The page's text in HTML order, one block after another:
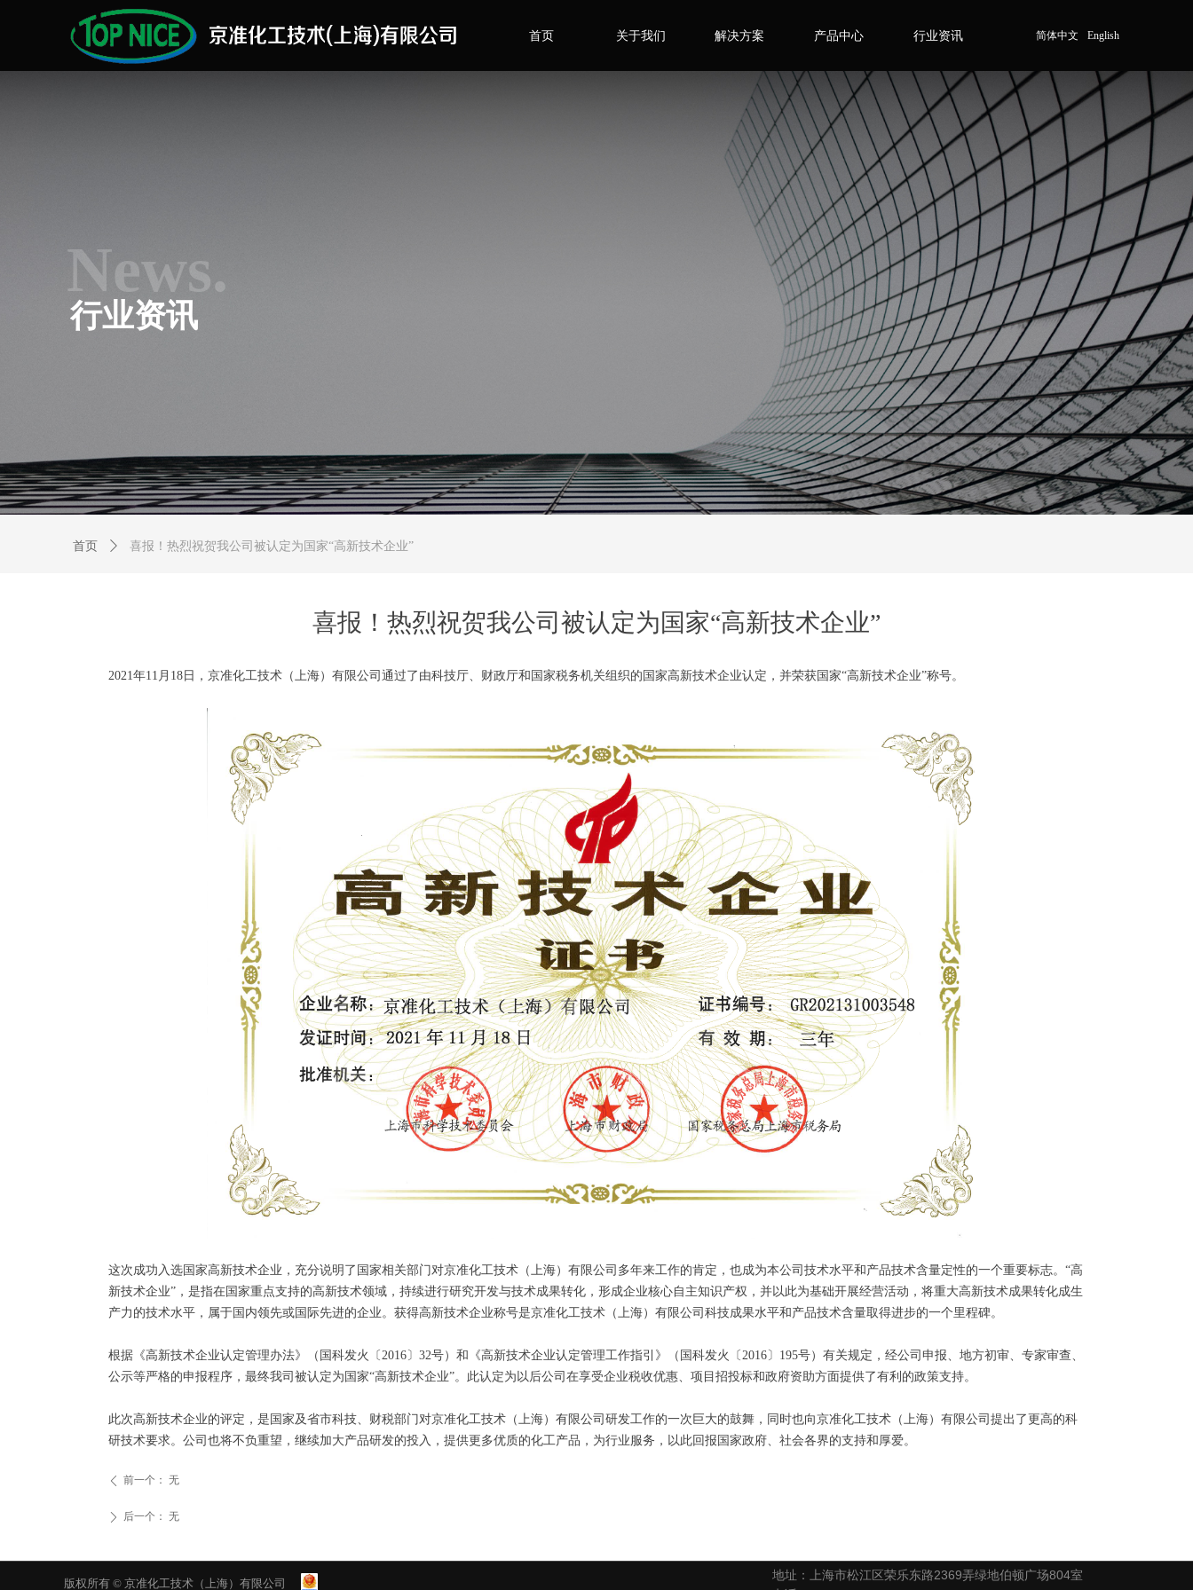
首页 关于我们 解决方案 产品中心 行业资讯 简体中文 English
喜报！热烈祝贺我公司被认定为国家“高新技术企业”
2021年11月18日，京准化工技术（上海）有限公司通过了由科技厅、财政厅和国家税务机关组织的国家高新技术企业认定，并荣获国家“高新技术企业”称号。
这次成功入选国家高新技术企业，充分说明了国家相关部门对京准化工技术（上海）有限公司多年来工作的肯定，也成为本公司技术水平和产品技术含量定性的一个重要标志。“高
新技术企业”，是指在国家重点支持的高新技术领域，持续进行研究开发与技术成果转化，形成企业核心自主知识产权，并以此为基础开展经营活动，将重大高新技术成果转化成生
产力的技术水平，属于国内领先或国际先进的企业。获得高新技术企业称号是京准化工技术（上海）有限公司科技成果水平和产品技术含量取得进步的一个里程碑。
根据《高新技术企业认定管理办法》（国科发火〔2016〕32号）和《高新技术企业认定管理工作指引》（国科发火〔2016〕195号）有关规定，经公司申报、地方初审、专家审查、
公示等严格的申报程序，最终我司被认定为国家“高新技术企业”。此认定为以后公司在享受企业税收优惠、项目招投标和政府资助方面提供了有利的政策支持。
此次高新技术企业的评定，是国家及省市科技、财税部门对京准化工技术（上海）有限公司研发工作的一次巨大的鼓舞，同时也向京准化工技术（上海）有限公司提出了更高的科
研技术要求。公司也将不负重望，继续加大产品研发的投入，提供更多优质的化工产品，为行业服务，以此回报国家政府、社会各界的支持和厚爱。
News.
行业资讯
首页 ꄲ 喜报！热烈祝贺我公司被认定为国家“高新技术企业”
ꄴ 前一个： 无
ꄲ 后一个： 无
版权所有 © 京准化工技术（上海）有限公司
地址：上海市松江区荣乐东路2369弄绿地伯顿广场804室